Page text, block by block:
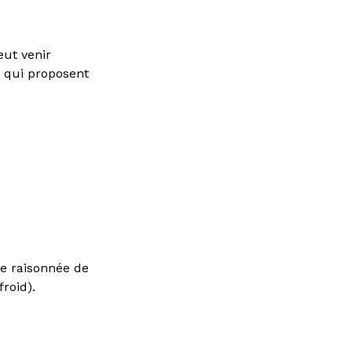
venir
qui proposent
raisonnée de